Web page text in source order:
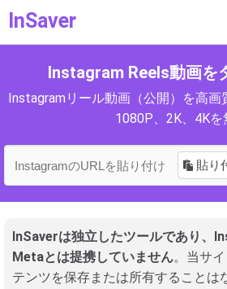
InSaver
Instagram Reels動画を
Instagramリール動画（公開）を高画
1080P、2K、4Kを
貼り
InSaverは独立したツールであり、
Metaとは提携していません。当サ
テンツを保存または所有することは